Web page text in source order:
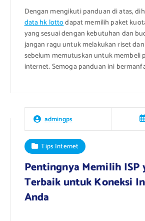
Dengan mengikuti panduan di atas,
data hk lottodapat memilih paket
yang sesuai dengan kebutuhan dan
jangan ragu untuk melakukan riset
sebelum memutuskan untuk membeli
internet. Semoga panduan ini
admingps
Tips Internet
Pentingnya Memilih ISP
Terbaik untuk Koneksi
Anda